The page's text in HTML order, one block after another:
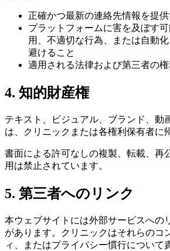
正確かつ最新の連絡先情報を提供
プラットフォームに害を及ぼす
用、不適切な行為、または自動
避けること
適用される法律および第三者の
4. 知的財産権
テキスト、ビジュアル、ブランド、動
は、クリニックまたは各権利保有者に
書面による許可なしの複製、転載、再
用は禁止されています。
5. 第三者へのリンク
本ウェブサイトには外部サービスへの
があります。クリニックはそれらのコ
ィ、またはプライバシー慣行について